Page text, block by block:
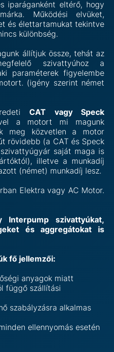
iparáganként eltérő, hogy
Működési elvüket,
és élettartamukat tekintve
különbség.
állítjuk össze, tehát az
szivattyúhoz a
paraméterek figyelembe
(igény szerint német
CAT vagy Speck
a motort mi magunk
meg közvetlen a motor
rövidebb (a CAT és Speck
saját maga is
illetve a munkadíj
(német) munkadíj lesz.
Elektra vagy AC Motor.
Interpump szivattyúkat,
és aggregátokat is
fő jellemzői:
anyagok miatt
függő szállítási
szabályzásra alkalmas
ellennyomás esetén